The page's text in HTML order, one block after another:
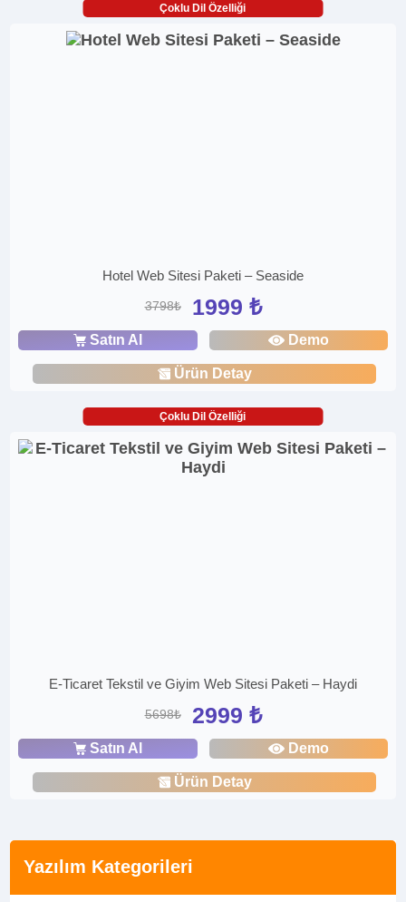
Yazılım Kategorileri
Çoklu Dil Özelliği
Hotel Web Sitesi Paketi – Seaside
3798₺ 1999 ₺
Satın Al Demo
Ürün Detay
Çoklu Dil Özelliği
E-Ticaret Tekstil ve Giyim Web Sitesi Paketi – Haydi
5698₺ 2999 ₺
Satın Al Demo
Ürün Detay